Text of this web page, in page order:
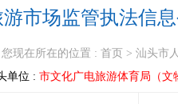
游市场监管执法信
您现在所在的位置 : 首页 > 汕头市
单位 : 市文化广电旅游体育局（文